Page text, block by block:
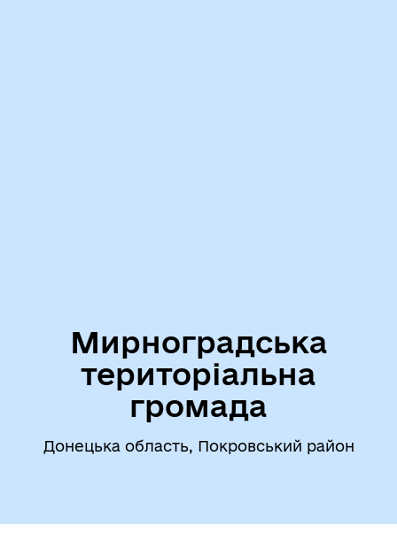
Мирноградська
територіальна
громада
Донецька область, Покровський район